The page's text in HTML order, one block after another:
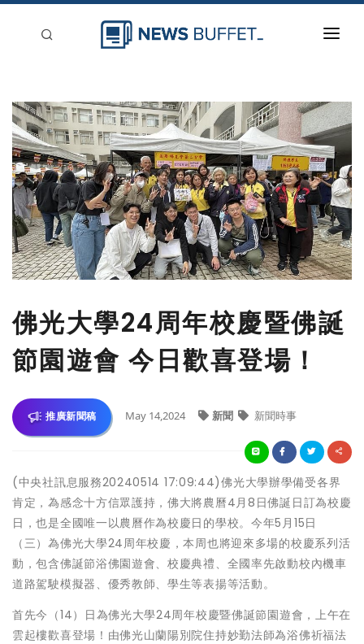
新聞稿分類
登入
刊登
佛光大學24周年校慶暨佛誕
節園遊會 今日歡喜登場！
推廣新聞稿 May 14,2024 新聞 新聞時事
(中央社訊息服務20240514 17:09:44)佛光大學辦學備受各界
肯定，為感念十方信眾護持，佛大將農曆4月8日佛誕日訂為校慶
日，也是全國唯一以農曆作為校慶日的學校。今年5月15日
（三）為佛光大學24周年校慶，本周也將迎來多場的校慶系列活
動，包含佛誕節浴佛園遊會、校慶典禮、全國率先啟動校內機車
道路駕駛模擬器、優秀教師、學生等表揚等活動。
首先今（14）日為佛光大學24周年校慶暨佛誕節園遊會，上午在
雲起樓歡喜登場！由佛光山蘭陽別院住持妙勤法師為浴佛祈福法